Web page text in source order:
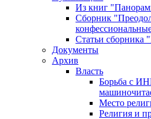
Из книг
Сборник
Статьи сборника
Документы
Архив
Власть
Борьба с
Место
Религия и